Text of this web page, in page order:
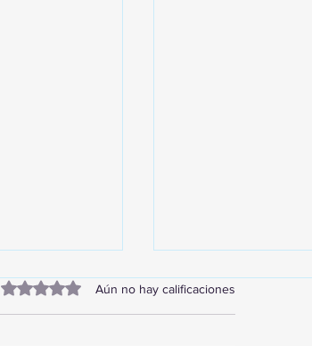
Obtuvo 0 de 5 estrellas.
Aún no hay calificaciones